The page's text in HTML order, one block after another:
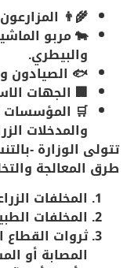
👨‍🌾 المزارعون
🐄مربو
والبيطري.
🐟 الصيادون
🏢 الجهات
🛒 المؤسسات
والمدخلات
تتولى الوزارة -
طرق المعالجة
المخلفات
المخلفات
ثروات القطاع
المصابة أو